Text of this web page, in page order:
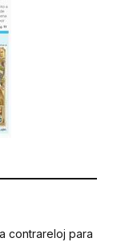
contrareloj para